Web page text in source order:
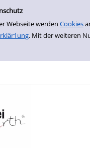
Webseite werden Cookies
. Mit der weiteren